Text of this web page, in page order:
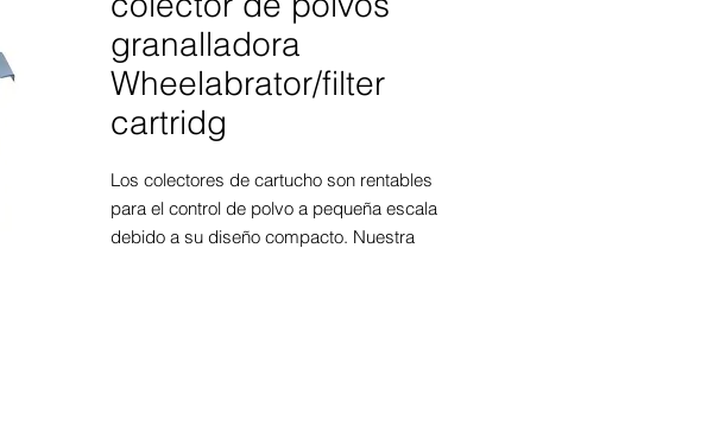
granalladora
Wheelabrator/filter
cartridg
Los colectores de cartucho son rentables
para el control de polvo a pequeña escala
debido a su diseño compacto. Nuestra